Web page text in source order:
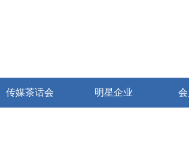
传媒茶话会 明星企业